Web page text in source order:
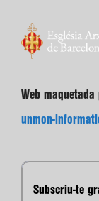
Web maquetada
unmon-
Subscriu-te